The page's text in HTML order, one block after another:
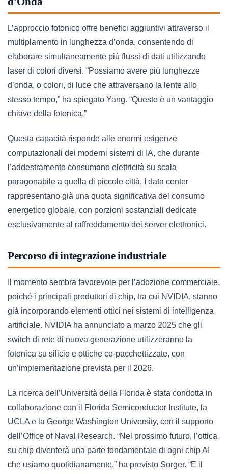
L’approccio fotonico offre benefici aggiuntivi attraverso il
multiplamento in lunghezza d’onda, consentendo di
elaborare simultaneamente più flussi di dati utilizzando
laser di colori diversi. “Possiamo avere più lunghezze
d’onda, o colori, di luce che attraversano la lente allo
stesso tempo,” ha spiegato Yang. “Questo è un vantaggio
chiave della fotonica.”
Questa capacità risponde alle enormi esigenze
computazionali dei moderni sistemi di IA, che durante
l’addestramento consumano elettricità su scala
paragonabile a quella di piccole città. I data center
rappresentano già una quota significativa del consumo
energetico globale, con porzioni sostanziali dedicate
esclusivamente al raffreddamento dei server elettronici.
Percorso di integrazione industriale
Il momento sembra favorevole per l’adozione commerciale,
poiché i principali produttori di chip, tra cui NVIDIA, stanno
già incorporando elementi ottici nei sistemi di intelligenza
artificiale. NVIDIA ha annunciato a marzo 2025 che gli
switch di rete di nuova generazione utilizzeranno la
fotonica su silicio e ottiche co-pacchettizzate, con
un’implementazione prevista per il 2026.
La ricerca dell’Università della Florida è stata condotta in
collaborazione con il Florida Semiconductor Institute, la
UCLA e la George Washington University, con il supporto
dell’Office of Naval Research. “Nel prossimo futuro, l’ottica
su chip diventerà una parte fondamentale di ogni chip AI
che usiamo quotidianamente,” ha previsto Sorger. “E il